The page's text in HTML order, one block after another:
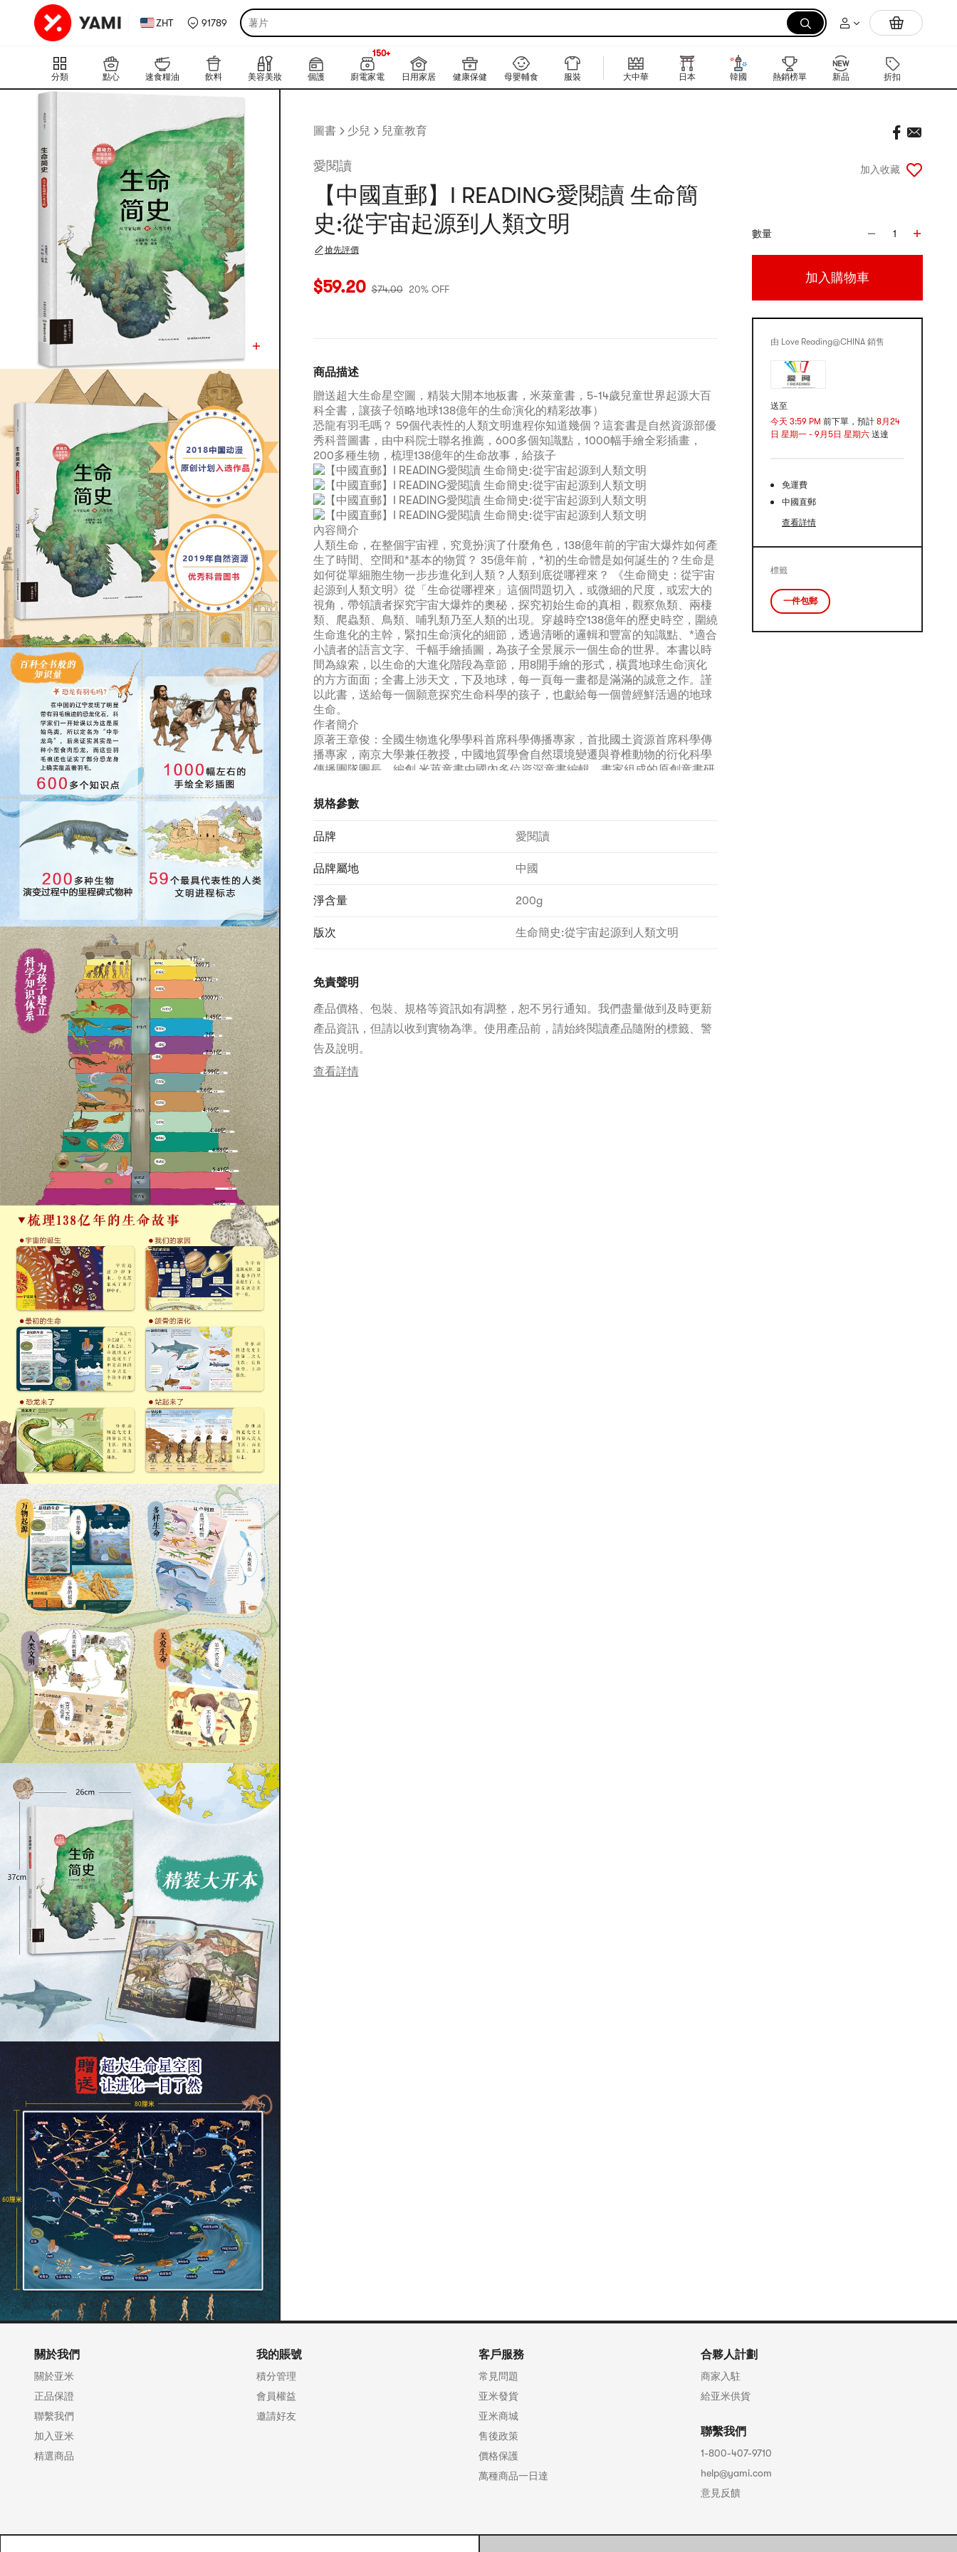
ZHT 91789 薯片 拉麵
分類 點心 速食糧油 飲料 美容美妝 個護 廚電家電
上新
150+
日用家居
健康保健 母嬰輔食 服裝 大中華 日本 韓國 熱銷榜單 新品 折扣
圖書 少兒 兒童教育
愛閱讀
【中國直郵】I READING愛閱讀 生命簡
史:從宇宙起源到人類文明
搶先評價
當前價格：$59.2
$59.20 $74.00 20% OFF
商品描述
贈送超大生命星空圖，精裝大開本地板書，米萊童書，5-14歲兒童世界起源大百
科全書，讓孩子領略地球138億年的生命演化的精彩故事）
恐龍有羽毛嗎？ 59個代表性的人類文明進程你知道幾個？這套書是自然資源部優
秀科普圖書，由中科院士聯名推薦，600多個知識點，1000幅手繪全彩插畫，
200多種生物，梳理138億年的生命故事，給孩子
內容簡介
人類生命，在整個宇宙裡，究竟扮演了什麼角色，138億年前的宇宙大爆炸如何產
生了時間、空間和*基本的物質？ 35億年前，*初的生命體是如何誕生的？生命是
如何從單細胞生物一步步進化到人類？人類到底從哪裡來？ 《生命簡史：從宇宙
起源到人類文明》從「生命從哪裡來」這個問題切入，或微細的尺度，或宏大的
視角，帶領讀者探究宇宙大爆炸的奧秘，探究初始生命的真相，觀察魚類、兩棲
類、爬蟲類、鳥類、哺乳類乃至人類的出現。穿越時空138億年的歷史時空，圍繞
生命進化的主幹，緊扣生命演化的細節，透過清晰的邏輯和豐富的知識點、*適合
小讀者的語言文字、千幅手繪插圖，為孩子全景展示一個生命的世界。本書以時
間為線索，以生命的大進化階段為章節，用8開手繪的形式，橫貫地球生命演化
的方方面面；全書上涉天文，下及地球，每一頁每一畫都是滿滿的誠意之作。謹
以此書，送給每一個願意探究生命科學的孩子，也獻給每一個曾經鮮活過的地球
生命。
作者簡介
原著王章俊：全國生物進化學學科首席科學傳播專家，首批國土資源首席科學傳
播專家，南京大學兼任教授，中國地質學會自然環境變遷與脊椎動物的衍化科學
傳播團隊團長。編創 米萊童書由國內多位資深童書編輯、畫家組成的原創童書研
獎、動漫產品大獎，是新聞出版業科技與標準重點實驗室公佈的「中國青少年科
式的升級迭代，使其更加適應當代中國家庭的閱讀需求與學習需求。
規格參數
品牌 愛閱讀
品牌屬地 中國
淨含量 200g
版次 生命簡史:從宇宙起源到人類文明
免責聲明
產品價格、包裝、規格等資訊如有調整，恕不另行通知。我們盡量做到及時更新
產品資訊，但請以收到實物為準。使用產品前，請始終閱讀產品隨附的標籤、警
告及說明。
查看詳情
加入收藏
數量 1
加入購物車
由 Love Reading@CHINA 銷售
送至
今天 3:59 PM 前下單，預計 8月24
日 星期一 - 9月5日 星期六 送達
免運費
中國直郵
查看詳情
標籤
一件包郵
關於我們
關於亚米
正品保證
聯繫我們
加入亚米
精選商品
我的賬號
積分管理
會員權益
邀請好友
客戶服務
常見問題
亚米發貨
亚米商城
售後政策
價格保護
萬種商品一日達
合夥人計劃
商家入駐
給亚米供貨
聯繫我們
1-800-407-9710
help@yami.com
意見反饋